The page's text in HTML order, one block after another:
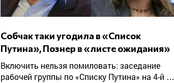
Собчак таки угодила в «Список
Путина», Познер в «листе ожидания»
Включить нельзя помиловать: заседание
рабочей группы по «Списку Путина» на 4-й …